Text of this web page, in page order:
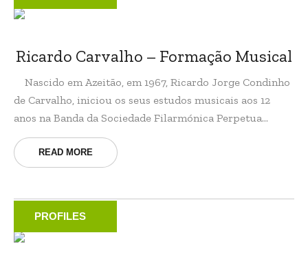
Ricardo Carvalho – Formação Musical
Nascido em Azeitão, em 1967, Ricardo Jorge Condinho
de Carvalho, iniciou os seus estudos musicais aos 12
anos na Banda da Sociedade Filarmónica Perpetua...
READ MORE
PROFILES